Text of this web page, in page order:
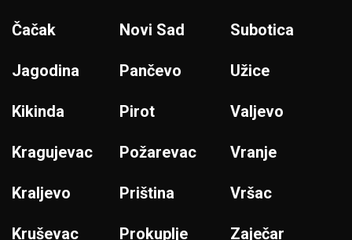
Čačak
Jagodina
Kikinda
Kragujevac
Kraljevo
Kruševac
Novi Sad
Pančevo
Pirot
Požarevac
Priština
Prokuplje
Subotica
Užice
Valjevo
Vranje
Vršac
Zaječar